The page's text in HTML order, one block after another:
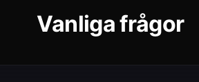
Vanliga frågor